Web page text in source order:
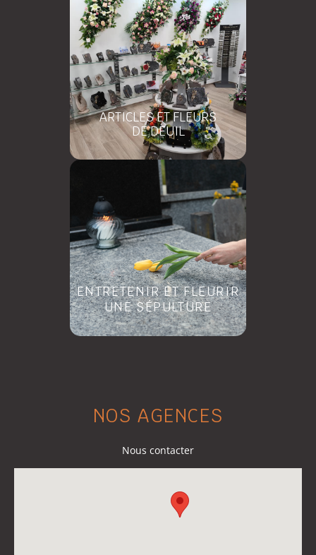
ARTICLES ET FLEURS
DE DEUIL
ENTRETENIR ET FLEURIR
UNE SÉPULTURE
NOS AGENCES
Nous contacter